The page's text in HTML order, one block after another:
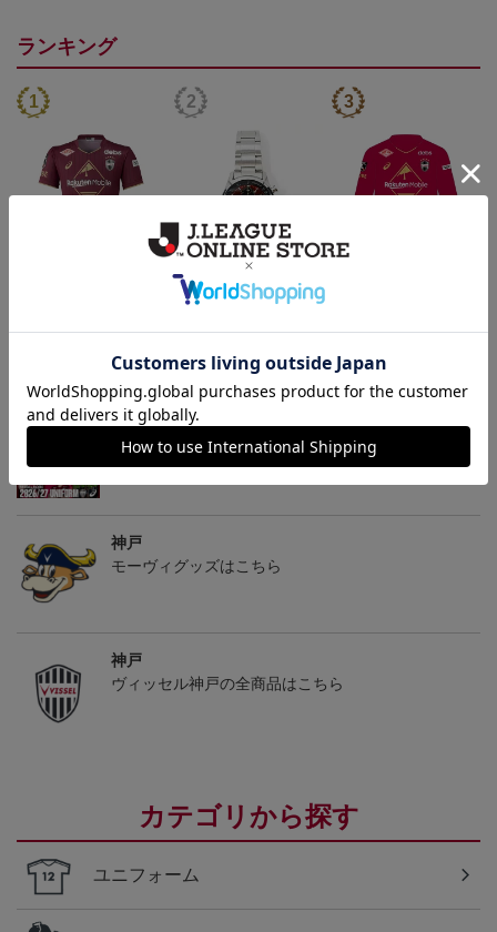
ランキング
【SEIKO｜VISSEL KOB
E】 30th Anniversary Mod
トピックス
神戸
26/27シーズンユニフォームはこちら
神戸
モーヴィグッズはこちら
神戸
ヴィッセル神戸の全商品はこちら
カテゴリから探す
ユニフォーム